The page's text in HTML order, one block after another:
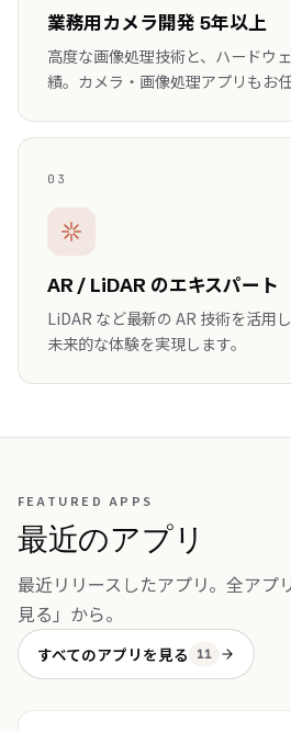
業務用カメラ開発 5年以上
高度な画像処理技術と、ハードウ
績。カメラ・画像処理アプリもお
03
AR / LiDAR のエキスパート
LiDAR など最新の AR 技術を活用
未来的な体験を実現します。
FEATURED APPS
最近のアプリ
最近リリースしたアプリ。全アプ
見る」から。
すべてのアプリを見る 11